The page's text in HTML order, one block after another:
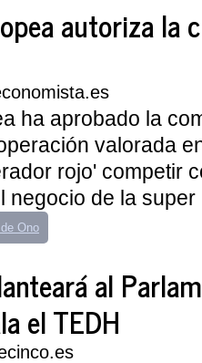
autoriza la
ha aprobado la
valorada
rojo' competir
negocio de la
Ono
al
el TEDH